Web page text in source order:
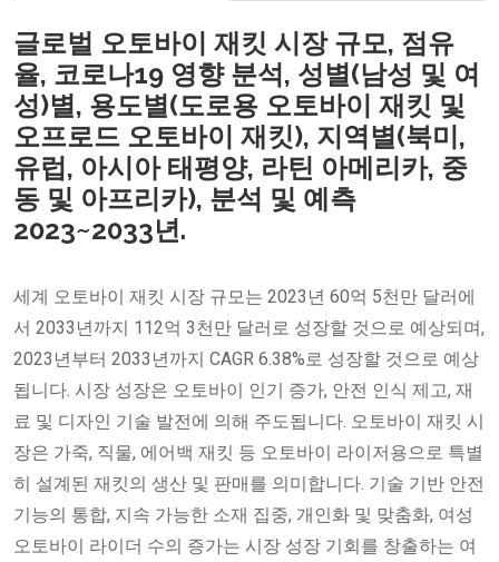
글로벌 오토바이 재킷 시장 규모, 점유
율, 코로나19 영향 분석, 성별(남성 및 여
성)별, 용도별(도로용 오토바이 재킷 및
오프로드 오토바이 재킷), 지역별(북미,
유럽, 아시아 태평양, 라틴 아메리카, 중
동 및 아프리카), 분석 및 예측
2023~2033년.
세계 오토바이 재킷 시장 규모는 2023년 60억 5천만 달러에
서 2033년까지 112억 3천만 달러로 성장할 것으로 예상되며,
2023년부터 2033년까지 CAGR 6.38%로 성장할 것으로 예상
됩니다. 시장 성장은 오토바이 인기 증가, 안전 인식 제고, 재
료 및 디자인 기술 발전에 의해 주도됩니다. 오토바이 재킷 시
장은 가죽, 직물, 에어백 재킷 등 오토바이 라이저용으로 특별
히 설계된 재킷의 생산 및 판매를 의미합니다. 기술 기반 안전
기능의 통합, 지속 가능한 소재 집중, 개인화 및 맞춤화, 여성
오토바이 라이더 수의 증가는 시장 성장 기회를 창출하는 여